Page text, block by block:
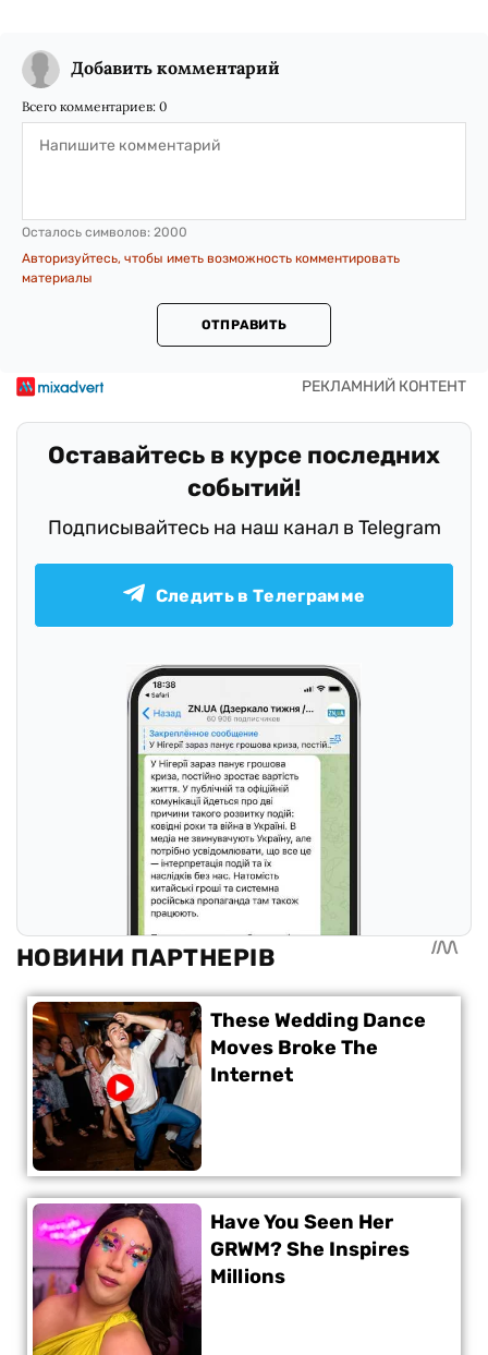
Добавить комментарий
Всего комментариев: 0
Осталось символов: 2000
Авторизуйтесь, чтобы иметь возможность комментировать
материалы
ОТПРАВИТЬ
Оставайтесь в курсе последних
событий!
Подписывайтесь на наш канал в Telegram
Следить в Телеграмме